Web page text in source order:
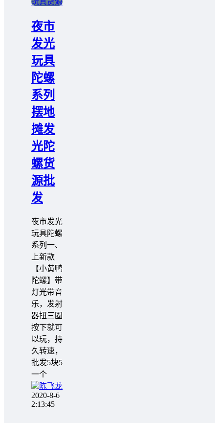
玩具货源
夜市
发光
玩具
陀螺
系列
摆地
摊发
光陀
螺货
源批
发
夜市发光
玩具陀螺
系列一、
上新款
【小黄鸭
陀螺】带
灯光带音
乐，发射
器扭三圈
按下就可
以玩，持
久转速，
批发5块5
一个
陈飞龙
2020-8-6
2:13:45